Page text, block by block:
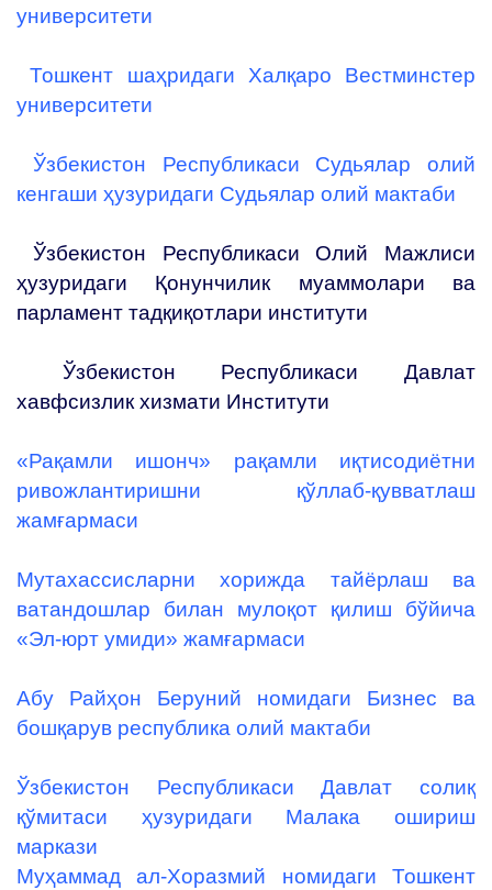
университети
Тошкент шаҳридаги Халқаро Вестминстер
университети
Ўзбекистон Республикаси Судьялар олий
кенгаши ҳузуридаги Судьялар олий мактаби
Ўзбекистон Республикаси Олий Мажлиси
ҳузуридаги Қонунчилик муаммолари ва
парламент тадқиқотлари институти
Ўзбекистон Республикаси Давлат
хавфсизлик хизмати Институти
«Рақамли ишонч» рақамли иқтисодиётни
ривожлантиришни қўллаб-қувватлаш
жамғармаси
Мутахассисларни хорижда тайёрлаш ва
ватандошлар билан мулоқот қилиш бўйича
«Эл-юрт умиди» жамғармаси
Абу Райҳон Беруний номидаги Бизнес ва
бошқарув республика олий мактаби
Ўзбекистон Республикаси Давлат солиқ
қўмитаси ҳузуридаги Малака ошириш
маркази
Муҳаммад ал-Хоразмий номидаги Тошкент